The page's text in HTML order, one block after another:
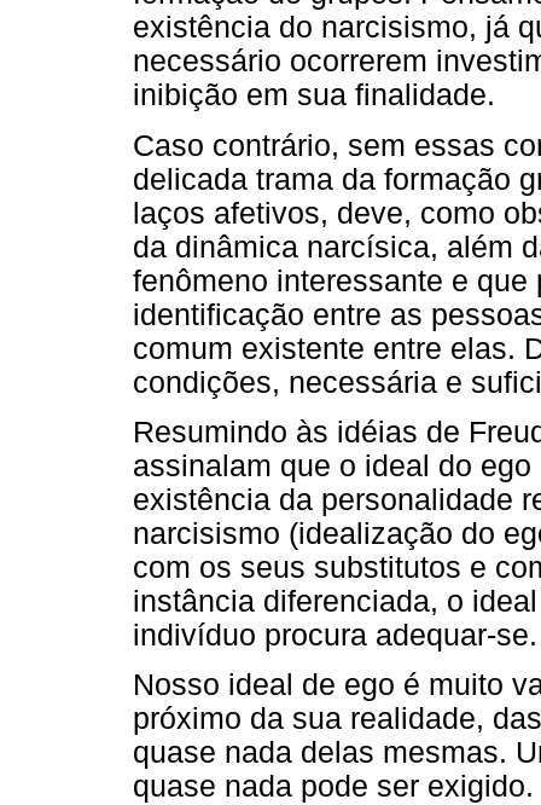
existência do narcisismo, já
necessário ocorrerem
inibição em sua finalidade.
Caso contrário, sem essas
delicada trama da formação
laços afetivos, deve, como
da dinâmica narcísica, além
fenômeno interessante e
identificação entre as
comum existente entre elas.
condições, necessária e
Resumindo às idéias de
assinalam que o ideal do
existência da personalidade
narcisismo (idealização do
com os seus substitutos e
instância diferenciada, o
indivíduo procura adequar-se.
Nosso ideal de ego é muito
próximo da sua realidade,
quase nada delas mesmas.
quase nada pode ser